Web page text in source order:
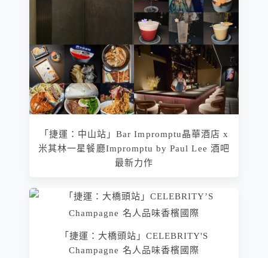
「捷運：中山站」Bar Impromptu晶華酒店 x
米其林一星餐廳Impromptu by Paul Lee 酒吧
最新力作
「捷運：大橋頭站」CELEBRITY'S
Champagne 名人品味香檳國際